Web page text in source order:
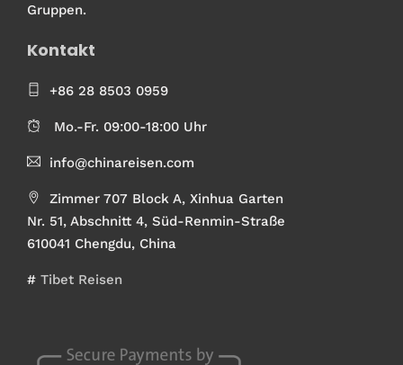
Gruppen.
Kontakt
+86 28 8503 0959
Mo.-Fr. 09:00-18:00 Uhr
info@chinareisen.com
Zimmer 707 Block A, Xinhua Garten
Nr. 51, Abschnitt 4, Süd-Renmin-Straße
610041 Chengdu, China
# Tibet Reisen